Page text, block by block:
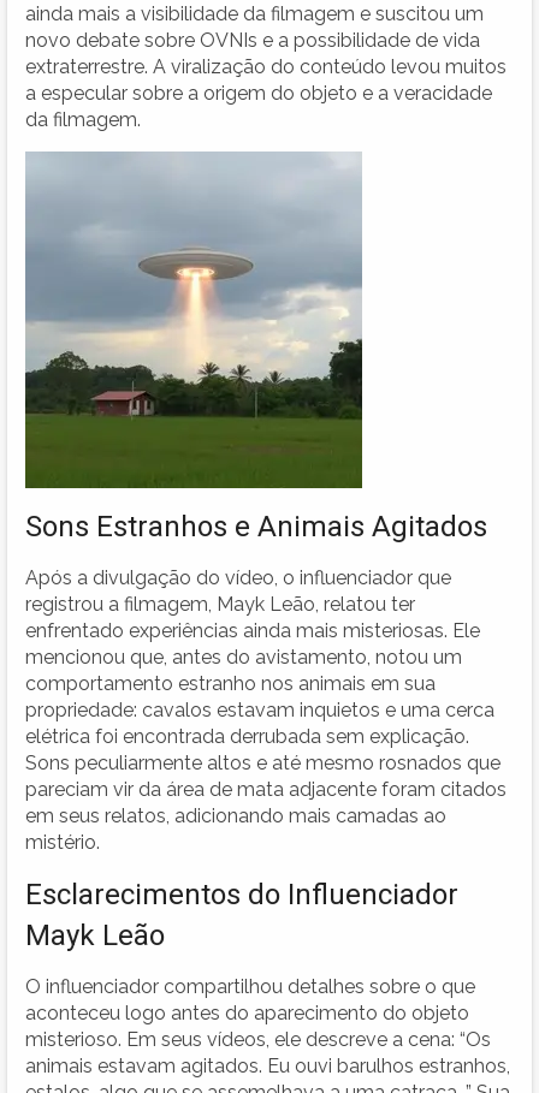
ainda mais a visibilidade da filmagem e suscitou um
novo debate sobre OVNIs e a possibilidade de vida
extraterrestre. A viralização do conteúdo levou muitos
a especular sobre a origem do objeto e a veracidade
da filmagem.
Sons Estranhos e Animais Agitados
Após a divulgação do vídeo, o influenciador que
registrou a filmagem, Mayk Leão, relatou ter
enfrentado experiências ainda mais misteriosas. Ele
mencionou que, antes do avistamento, notou um
comportamento estranho nos animais em sua
propriedade: cavalos estavam inquietos e uma cerca
elétrica foi encontrada derrubada sem explicação.
Sons peculiarmente altos e até mesmo rosnados que
pareciam vir da área de mata adjacente foram citados
em seus relatos, adicionando mais camadas ao
mistério.
Esclarecimentos do Influenciador
Mayk Leão
O influenciador compartilhou detalhes sobre o que
aconteceu logo antes do aparecimento do objeto
misterioso. Em seus vídeos, ele descreve a cena: “Os
animais estavam agitados. Eu ouvi barulhos estranhos,